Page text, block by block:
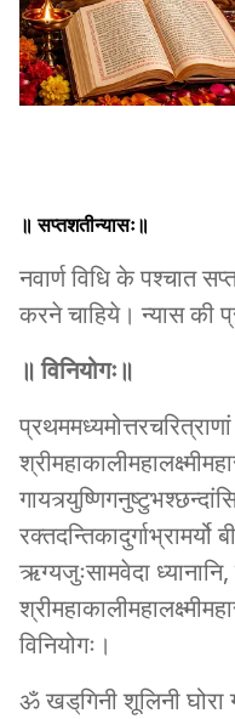
॥ सप्तशतीन्यासः॥
नवार्ण विधि के पश्चात
करने चाहिये। न्यास की
॥ विनियोगः॥
रक्तदन्तिकादुर्गाभ्रामर्यो
ऋग्यजुःसामवेदा
विनियोगः।
ॐ खड्‌गिनी शूलिनी घोरा